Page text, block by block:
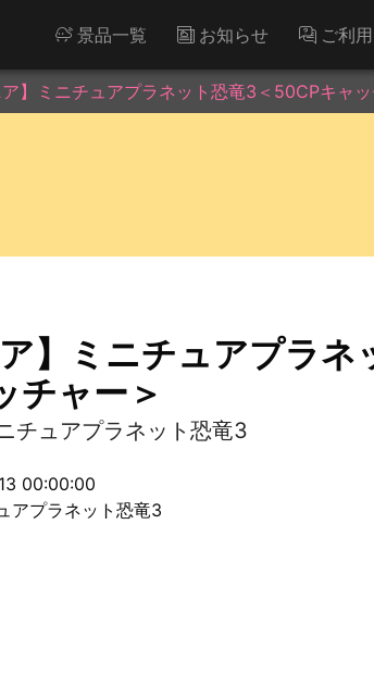
景品一覧 お知らせ ご利
ア】ミニチュアプラネット恐竜3＜50CPキャ
ア】ミニチュアプラネ
チャー＞
チュアプラネット恐竜3
00:00:00
アプラネット恐竜3